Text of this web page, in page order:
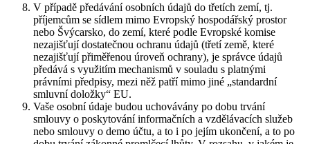
V případě předávání osobních údajů do třetích zemí, tj.
příjemcům se sídlem mimo Evropský hospodářský prostor
nebo Švýcarsko, do zemí, které podle Evropské komise
nezajišťují dostatečnou ochranu údajů (třetí země, které
nezajišťují přiměřenou úroveň ochrany), je správce údajů
předává s využitím mechanismů v souladu s platnými
právními předpisy, mezi něž patří mimo jiné „standardní
smluvní doložky“ EU.
Vaše osobní údaje budou uchovávány po dobu trvání
smlouvy o poskytování informačních a vzdělávacích služeb
nebo smlouvy o demo účtu, a to i po jejím ukončení, a to po